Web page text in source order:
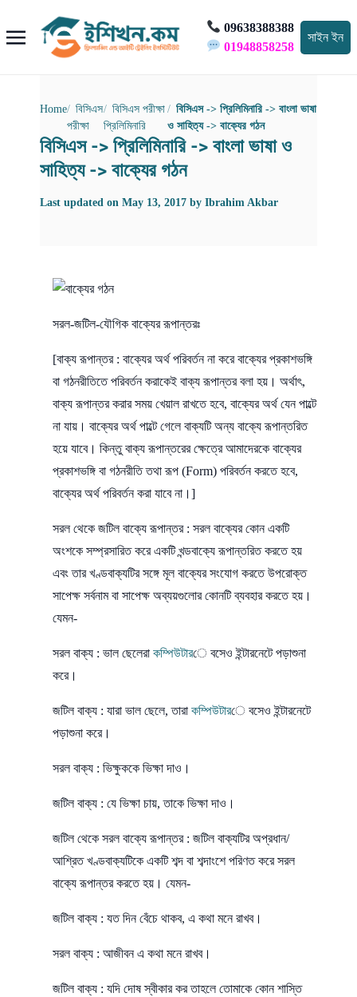
09638388388
01948858258
সাইন ইন
Home
বিসিএস
পরীক্ষা
বিসিএস পরীক্ষা
প্রিলিমিনারি
বিসিএস -> প্রিলিমিনারি -> বাংলা ভাষা
ও সাহিত্য -> বাক্যের গঠন
বিসিএস -> প্রিলিমিনারি -> বাংলা ভাষা ও
সাহিত্য -> বাক্যের গঠন
Last updated on May 13, 2017 by Ibrahim Akbar
সরল-জটিল-যৌগিক বাক্যের রূপান্তরঃ
[বাক্য রূপান্তর : বাক্যের অর্থ পরিবর্তন না করে বাক্যের প্রকাশভঙ্গি
বা গঠনরীতিতে পরিবর্তন করাকেই বাক্য রূপান্তর বলা হয়। অর্থাৎ,
বাক্য রূপান্তর করার সময় খেয়াল রাখতে হবে, বাক্যের অর্থ যেন পাল্টে
না যায়। বাক্যের অর্থ পাল্টে গেলে বাক্যটি অন্য বাক্যে রূপান্তরিত
হয়ে যাবে। কিন্তু বাক্য রূপান্তরের ক্ষেত্রে আমাদেরকে বাক্যের
প্রকাশভঙ্গি বা গঠনরীতি তথা রূপ (Form) পরিবর্তন করতে হবে,
বাক্যের অর্থ পরিবর্তন করা যাবে না।]
সরল থেকে জটিল বাক্যে রূপান্তর : সরল বাক্যের কোন একটি
অংশকে সম্প্রসারিত করে একটি খন্ডবাক্যে রূপান্তরিত করতে হয়
এবং তার খণ্ডবাক্যটির সঙ্গে মূল বাক্যের সংযোগ করতে উপরোক্ত
সাপেক্ষ সর্বনাম বা সাপেক্ষ অব্যয়গুলোর কোনটি ব্যবহার করতে হয়।
যেমন-
সরল বাক্য : ভাল ছেলেরা কম্পিউটারে বসেও ইন্টারনেটে পড়াশুনা
করে।
জটিল বাক্য : যারা ভাল ছেলে, তারা কম্পিউটারে বসেও ইন্টারনেটে
পড়াশুনা করে।
সরল বাক্য : ভিক্ষুককে ভিক্ষা দাও।
জটিল বাক্য : যে ভিক্ষা চায়, তাকে ভিক্ষা দাও।
জটিল থেকে সরল বাক্যে রূপান্তর : জটিল বাক্যটির অপ্রধান/
আশ্রিত খণ্ডবাক্যটিকে একটি শব্দ বা শব্দাংশে পরিণত করে সরল
বাক্যে রূপান্তর করতে হয়। যেমন-
জটিল বাক্য : যত দিন বেঁচে থাকব, এ কথা মনে রাখব।
সরল বাক্য : আজীবন এ কথা মনে রাখব।
জটিল বাক্য : যদি দোষ স্বীকার কর তাহলে তোমাকে কোন শাস্তি